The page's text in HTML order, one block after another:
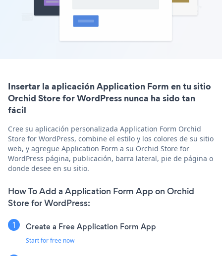
Insertar la aplicación Application Form en tu sitio
Orchid Store for WordPress nunca ha sido tan
fácil
Cree su aplicación personalizada Application Form Orchid
Store for WordPress, combine el estilo y los colores de su sitio
web, y agregue Application Form a su Orchid Store for
WordPress página, publicación, barra lateral, pie de página o
donde desee en su sitio.
How To Add a Application Form App on Orchid
Store for WordPress:
Create a Free Application Form App
Start for free now